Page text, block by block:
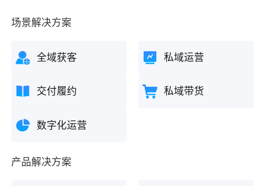
场景解决方案
全域获客 私域运营
交付履约 私域带货
数字化运营
产品解决方案